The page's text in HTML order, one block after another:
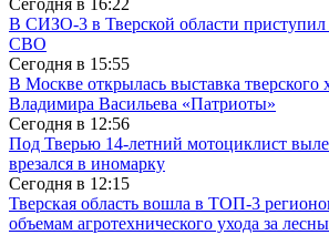
Сегодня в
16:22
В СИЗО-3 в Тверской области приступил
СВО
Сегодня в 15:55
В Москве открылась выставка тверского
Владимира Васильева «Патриоты»
Сегодня в 12:56
Под Тверью 14-летний мотоциклист
врезался в иномарку
Сегодня в 12:15
Тверская область вошла в ТОП-3
объемам агротехнического ухода за